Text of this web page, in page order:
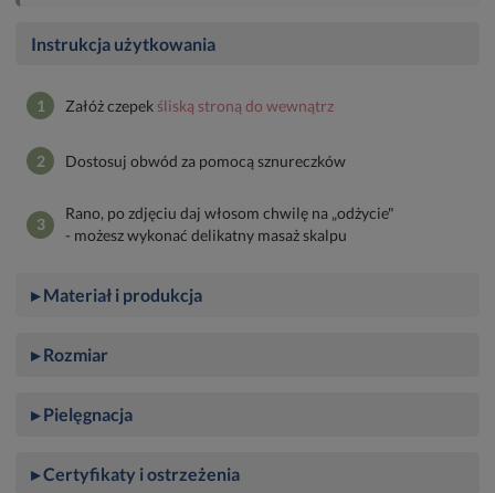
Instrukcja użytkowania
1 Załóż czepek śliską stroną do wewnątrz
2 Dostosuj obwód za pomocą sznureczków
3
Rano, po zdjęciu daj włosom chwilę na „odżycie"
- możesz wykonać delikatny masaż skalpu
▸ Materiał i produkcja
▸ Rozmiar
▸ Pielęgnacja
▸ Certyfikaty i ostrzeżenia